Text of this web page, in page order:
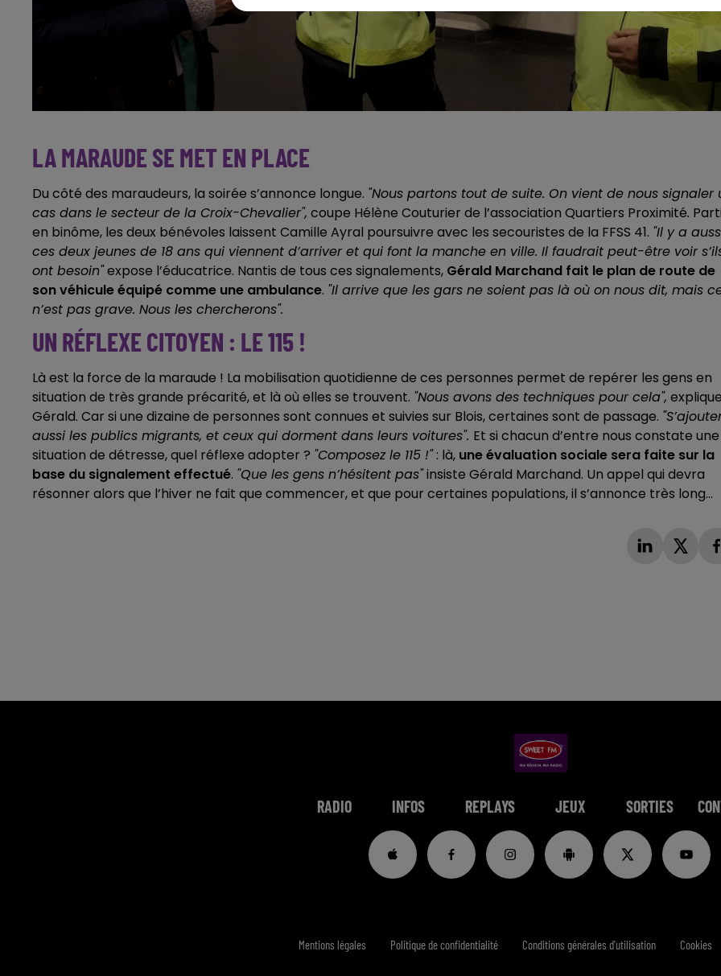
LA MARAUDE SE MET EN PLACE
Du côté des maraudeurs, la soirée s’annonce longue. "Nous partons tout de suite. On vient de nous signaler
cas dans le secteur de la Croix-Chevalier", coupe Hélène Couturier de l’association Quartiers Proximité.
en binôme, les deux bénévoles laissent Camille Ayral poursuivre avec les secouristes de la FFSS 41. "Il y a
ces deux jeunes de 18 ans qui viennent d’arriver et qui font la manche en ville. Il faudrait peut-être voir
ont besoin"expose l’éducatrice. Nantis de tous ces signalements, Gérald Marchand fait le plan de route de
son véhicule équipé comme une ambulance. "Il arrive que les gars ne soient pas là où on nous dit, mais
n’est pas grave. Nous les chercherons".
UN RÉFLEXE CITOYEN : LE 115 !
Là est la force de la maraude ! La mobilisation quotidienne de ces personnes permet de repérer les gens en
situation de très grande précarité, et là où elles se trouvent. "Nous avons des techniques pour cela", explique
Gérald. Car si une dizaine de personnes sont connues et suivies sur Blois, certaines sont de passage.
aussi les publics migrants, et ceux qui dorment dans leurs voitures". Et si chacun d’entre nous constate une
situation de détresse, quel réflexe adopter ? "Composez le 115 !": là, une évaluation sociale sera faite sur la
base du signalement effectué. "Que les gens n’hésitent pas"insiste Gérald Marchand. Un appel qui devra
résonner alors que l’hiver ne fait que commencer, et que pour certaines populations, il s’annonce très long...
RADIO INFOS REPLAYS JEUX SORTIES
Mentions légales Politique de confidentialité Conditions générales d'utilisation Cookies